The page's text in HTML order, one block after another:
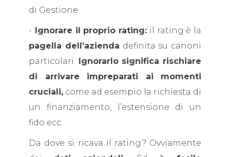
di Gestione.
- Ignorare il proprio rating: il rating è la
pagella dell’azienda definita su canoni
particolari. Ignorarlo significa rischiare
di arrivare impreparati ai momenti
cruciali, come ad esempio la richiesta di
un finanziamento, l’estensione di un
fido ecc.
Da dove si ricava il rating? Ovviamente